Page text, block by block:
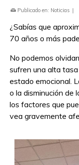
Publicado en: Noticias |
¿Sabías que aprox
70 años o más
No podemos
sufren una alta
estado emocional.
o la disminución de
los factores que
vea gravemente